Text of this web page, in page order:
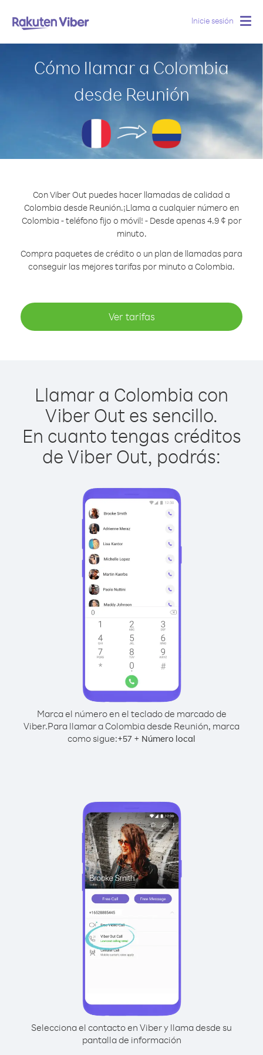
Inicie sesión
Cómo llamar a Colombia
desde Reunión
Con Viber Out puedes hacer llamadas de calidad a
Colombia desde Reunión.¡Llama a cualquier número en
Colombia - teléfono fijo o móvil! - Desde apenas 4.9 ¢ por
minuto.
Compra paquetes de crédito o un plan de llamadas para
conseguir las mejores tarifas por minuto a Colombia.
Ver tarifas
Llamar a Colombia con
Viber Out es sencillo.
En cuanto tengas créditos
de Viber Out, podrás:
Marca el número en el teclado de marcado de
Viber.Para llamar a Colombia desde Reunión, marca
como sigue:+57 + Número local
Selecciona el contacto en Viber y llama desde su
pantalla de información